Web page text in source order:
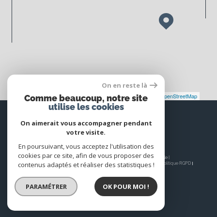
Leaflet|©JawgMaps © OpenStreetMap
Espace
PROPRIÉTAIRE
Se connecter
© 2026 | Tous droits réservés | Traduction powered by Google |
Nos honoraires
Plan du site Mentions légales Admin Nos liens
Politique RGPD
On en reste là
Comme beaucoup, notre site
utilise les cookies
On aimerait vous accompagner pendant
votre visite.
En poursuivant, vous acceptez l'utilisation des
cookies par ce site, afin de vous proposer des
contenus adaptés et réaliser des statistiques !
PARAMÉTRER OK POUR MOI !